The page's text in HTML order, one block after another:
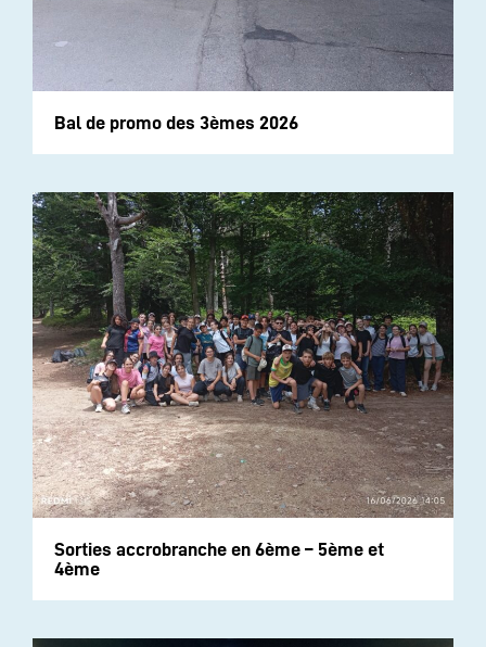
Bal de promo des 3èmes 2026
Sorties accrobranche en 6ème – 5ème et
4ème